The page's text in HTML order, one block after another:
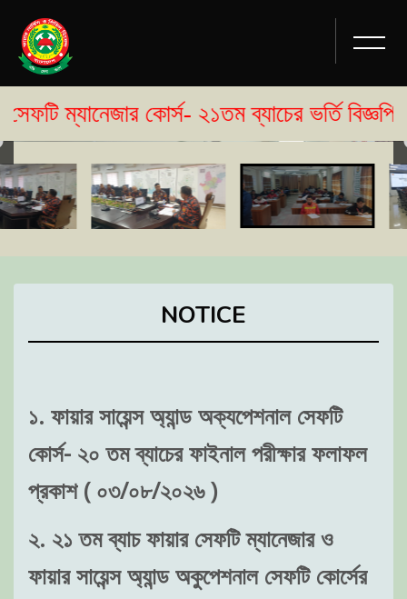
কোর্স- ২১তম ব্যাচের ভর্তি বিজ্ঞপ্তি
NOTICE
১. ফায়ার সায়েন্স অ্যান্ড অক্যপেশনাল সেফটি
কোর্স- ২০ তম ব্যাচের ফাইনাল পরীক্ষার ফলাফল
প্রকাশ ( ০৩/০৮/২০২৬ )
২. ২১ তম ব্যাচ ফায়ার সেফটি ম্যানেজার ও
ফায়ার সায়েন্স অ্যান্ড অকুপেশনাল সেফটি কোর্সের